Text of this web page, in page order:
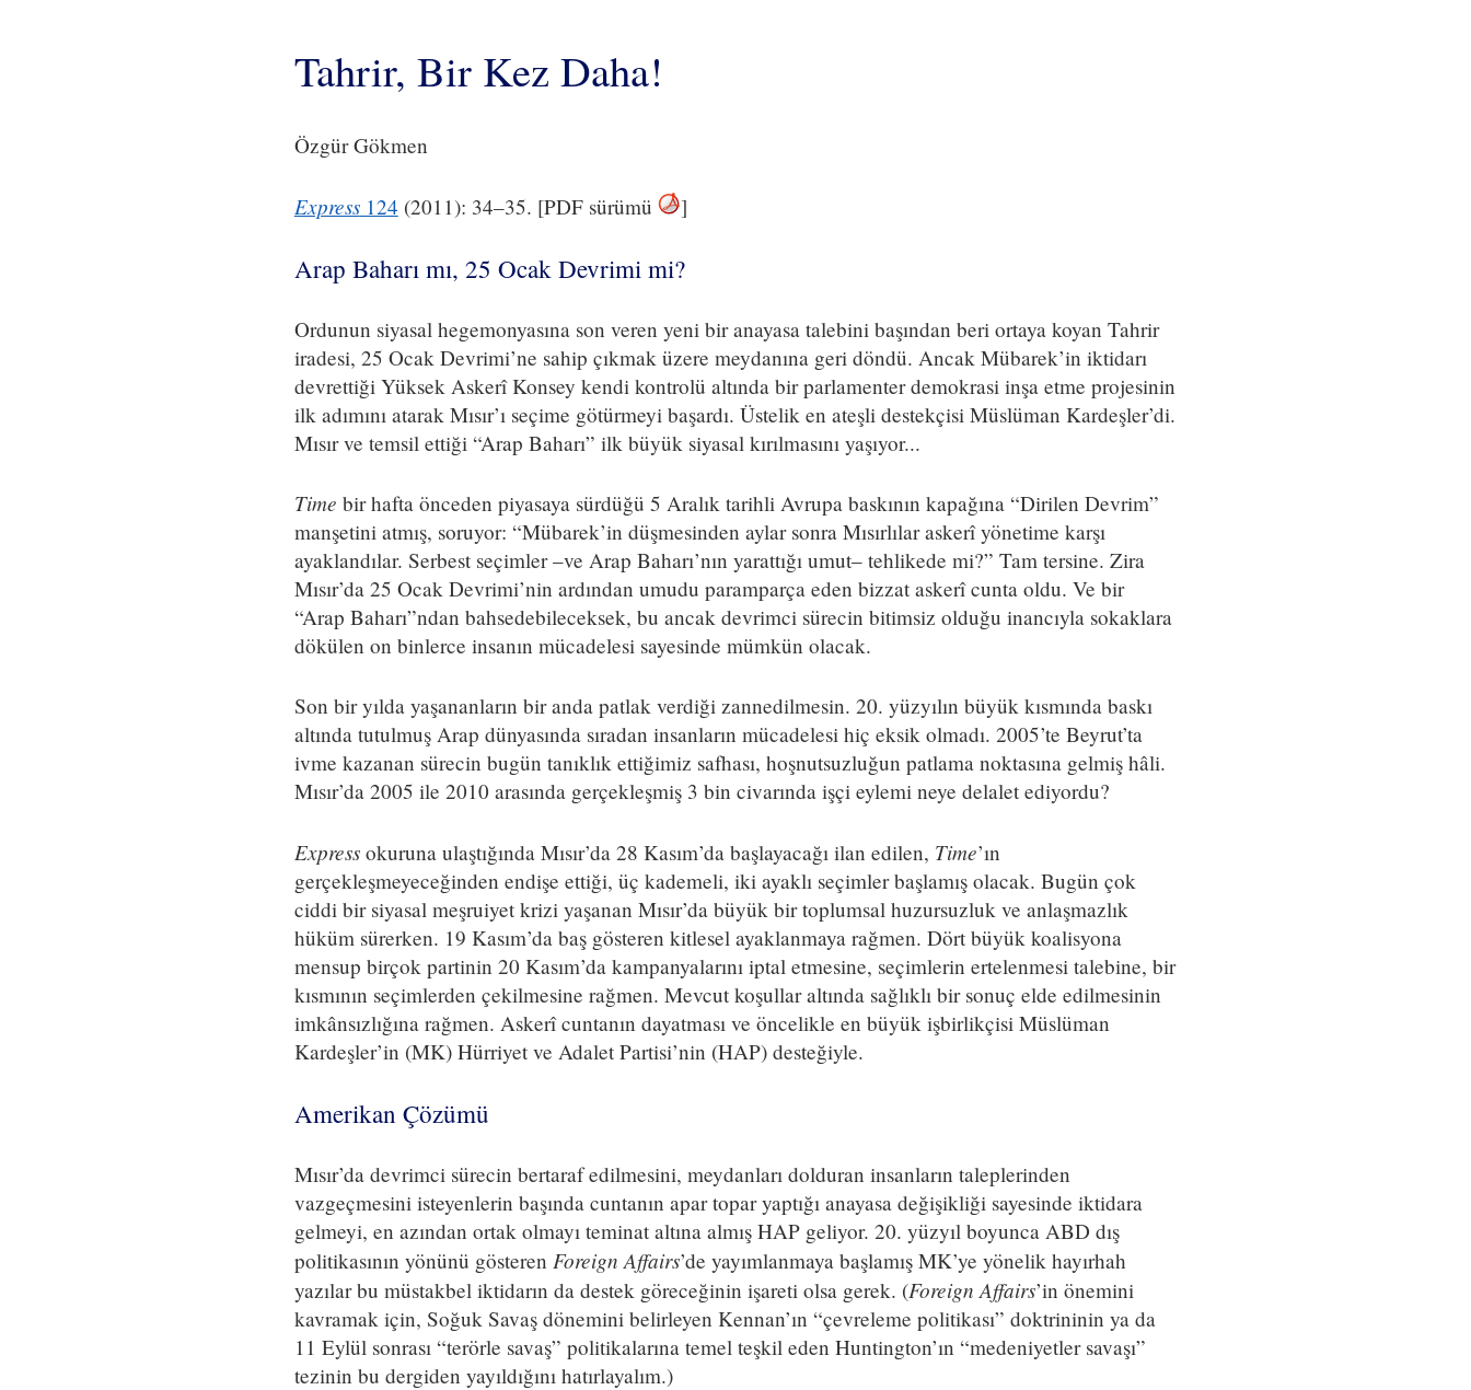
Tahrir, Bir Kez Daha!
Özgür Gökmen
Express124 (2011): 34–35. [PDF sürümü ]
Arap Baharı mı, 25 Ocak Devrimi mi?
Ordunun siyasal hegemonyasına son veren yeni bir anayasa talebini başından beri ortaya koyan Tahrir
iradesi, 25 Ocak Devrimi’ne sahip çıkmak üzere meydanına geri döndü. Ancak Mübarek’in iktidarı
devrettiği Yüksek Askerî Konsey kendi kontrolü altında bir parlamenter demokrasi inşa etme projesinin
ilk adımını atarak Mısır’ı seçime götürmeyi başardı. Üstelik en ateşli destekçisi Müslüman Kardeşler’di.
Mısır ve temsil ettiği “Arap Baharı” ilk büyük siyasal kırılmasını yaşıyor...
Time bir hafta önceden piyasaya sürdüğü 5 Aralık tarihli Avrupa baskının kapağına “Dirilen Devrim”
manşetini atmış, soruyor: “Mübarek’in düşmesinden aylar sonra Mısırlılar askerî yönetime karşı
ayaklandılar. Serbest seçimler –ve Arap Baharı’nın yarattığı umut– tehlikede mi?” Tam tersine. Zira
Mısır’da 25 Ocak Devrimi’nin ardından umudu paramparça eden bizzat askerî cunta oldu. Ve bir
“Arap Baharı”ndan bahsedebileceksek, bu ancak devrimci sürecin bitimsiz olduğu inancıyla sokaklara
dökülen on binlerce insanın mücadelesi sayesinde mümkün olacak.
Son bir yılda yaşananların bir anda patlak verdiği zannedilmesin. 20. yüzyılın büyük kısmında baskı
altında tutulmuş Arap dünyasında sıradan insanların mücadelesi hiç eksik olmadı. 2005’te Beyrut’ta
ivme kazanan sürecin bugün tanıklık ettiğimiz safhası, hoşnutsuzluğun patlama noktasına gelmiş hâli.
Mısır’da 2005 ile 2010 arasında gerçekleşmiş 3 bin civarında işçi eylemi neye delalet ediyordu?
Expressokuruna ulaştığında Mısır’da 28 Kasım’da başlayacağı ilan edilen, Time’ın
gerçekleşmeyeceğinden endişe ettiği, üç kademeli, iki ayaklı seçimler başlamış olacak. Bugün çok
ciddi bir siyasal meşruiyet krizi yaşanan Mısır’da büyük bir toplumsal huzursuzluk ve anlaşmazlık
hüküm sürerken. 19 Kasım’da baş gösteren kitlesel ayaklanmaya rağmen. Dört büyük koalisyona
mensup birçok partinin 20 Kasım’da kampanyalarını iptal etmesine, seçimlerin ertelenmesi talebine, bir
kısmının seçimlerden çekilmesine rağmen. Mevcut koşullar altında sağlıklı bir sonuç elde edilmesinin
imkânsızlığına rağmen. Askerî cuntanın dayatması ve öncelikle en büyük işbirlikçisi Müslüman
Kardeşler’in (MK) Hürriyet ve Adalet Partisi’nin (HAP) desteğiyle.
Amerikan Çözümü
Mısır’da devrimci sürecin bertaraf edilmesini, meydanları dolduran insanların taleplerinden
vazgeçmesini isteyenlerin başında cuntanın apar topar yaptığı anayasa değişikliği sayesinde iktidara
gelmeyi, en azından ortak olmayı teminat altına almış HAP geliyor. 20. yüzyıl boyunca ABD dış
politikasının yönünü gösteren Foreign Affairs’de yayımlanmaya başlamış MK’ye yönelik hayırhah
yazılar bu müstakbel iktidarın da destek göreceğinin işareti olsa gerek. (Foreign Affairs’in önemini
kavramak için, Soğuk Savaş dönemini belirleyen Kennan’ın “çevreleme politikası” doktrininin ya da
11 Eylül sonrası “terörle savaş” politikalarına temel teşkil eden Huntington’ın “medeniyetler savaşı”
tezinin bu dergiden yayıldığını hatırlayalım.)